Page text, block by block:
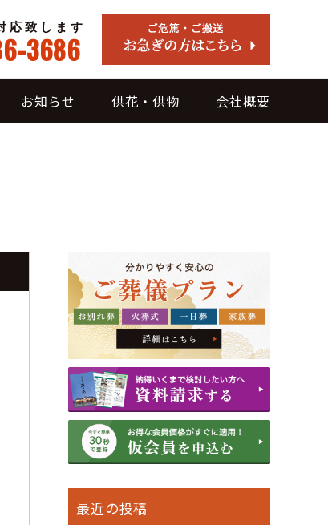
応致します
3686
お知らせ 供花・供物 会社概要
最近の投稿